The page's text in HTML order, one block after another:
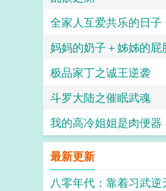
全家人互爱共乐的日子
妈妈的奶子＋姊姊的屁
极品家丁之诚王逆袭
斗罗大陆之催眠武魂
我的高冷姐姐是肉便器
最新更新
八零年代：靠着习武逆